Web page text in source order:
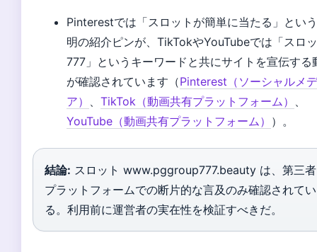
Pinterestでは「スロットが簡単に当たる」とい
明の紹介ピンが、TikTokやYouTubeでは「スロ
777」というキーワードと共にサイトを宣伝する
が確認されています（Pinterest（ソーシャルメ
ア）
TikTok（動画共有プラットフォーム）
YouTube（動画共有プラットフォーム） ）。
結論: スロット www.pggroup777.beauty は、第三者
プラットフォームでの断片的な言及のみ確認されてい
る。利用前に運営者の実在性を検証すべきだ。